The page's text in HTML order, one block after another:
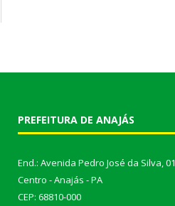
PREFEITURA DE ANAJÁS
End.: Avenida Pedro José da Silva, 01
Centro - Anajás - PA
CEP: 68810-000